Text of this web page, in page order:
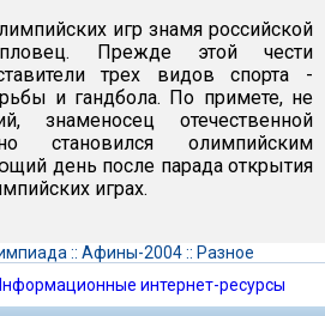
игр знамя российской
Прежде этой чести
трех видов спорта -
и гандбола. По примете, не
знаменосец отечественной
становился олимпийским
день после парада открытия
играх.
:: Афины-2004:: Разное
интернет-ресурсы